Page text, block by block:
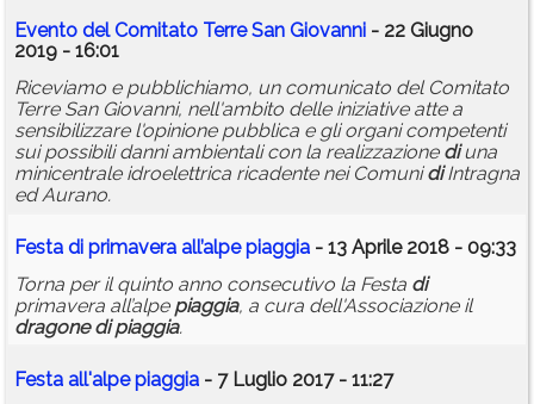
Evento del Comitato Terre San Giovanni - 22 Giugno
2019 - 16:01
Riceviamo e pubblichiamo, un comunicato del Comitato
Terre San Giovanni, nell'ambito delle iniziative atte a
sensibilizzare l'opinione pubblica e gli organi competenti
sui possibili danni ambientali con la realizzazione diuna
minicentrale idroelettrica ricadente nei ComunidiIntragna
ed Aurano.
Festa di primavera all’alpepiaggia - 13 Aprile 2018 - 09:33
Torna per il quinto anno consecutivo la Festa di
primavera all’alpe piaggia, a cura dell'Associazione il
dragone di piaggia.
Festa all'alpepiaggia - 7 Luglio 2017 - 11:27